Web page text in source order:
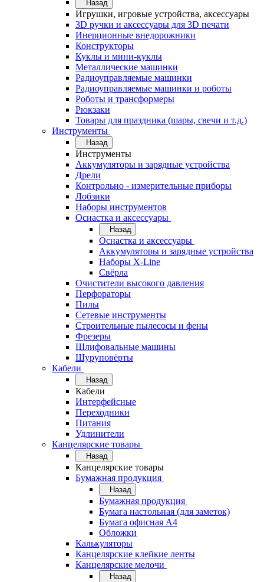
Назад
Игрушки, игровые устройства, аксессуары
3D ручки и аксессуары для 3D печати
Инерционные внедорожники
Конструкторы
Куклы и мини-куклы
Металлические машинки
Радиоуправляемые машинки
Радиоуправляемые машинки и роботы
Роботы и трансформеры
Рюкзаки
Товары для праздника (шары, свечи и т.д.)
Инструменты
Назад
Инструменты
Аккумуляторы и зарядные устройства
Дрели
Контрольно - измерительные приборы
Лобзики
Наборы инструментов
Оснастка и аксессуары
Назад
Оснастка и аксессуары
Аккумуляторы и зарядные устройства
Наборы X-Line
Свёрла
Очистители высокого давления
Перфораторы
Пилы
Сетевые инструменты
Строительные пылесосы и фены
Фрезеры
Шлифовальные машины
Шуруповёрты
Кабели
Назад
Кабели
Интерфейсные
Переходники
Питания
Удлинители
Канцелярские товары
Назад
Канцелярские товары
Бумажная продукция
Назад
Бумажная продукция
Бумага настольная (для заметок)
Бумага офисная А4
Обложки
Калькуляторы
Канцелярские клейкие ленты
Канцелярские мелочи
Назад